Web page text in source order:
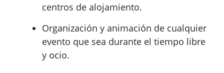
centros de alojamiento.
Organización y animación de cualquier
evento que sea durante el tiempo libre
y ocio.